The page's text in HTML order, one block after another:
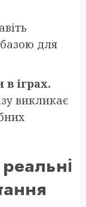
для
в іграх.
викликає